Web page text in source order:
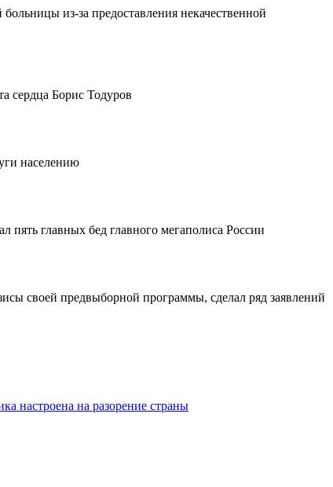
из-за предоставления некачественной
сердца Борис Тодуров
населению
главных бед главного мегаполиса России
своей предвыборной программы, сделал ряд заявлений
настроена на разорение страны